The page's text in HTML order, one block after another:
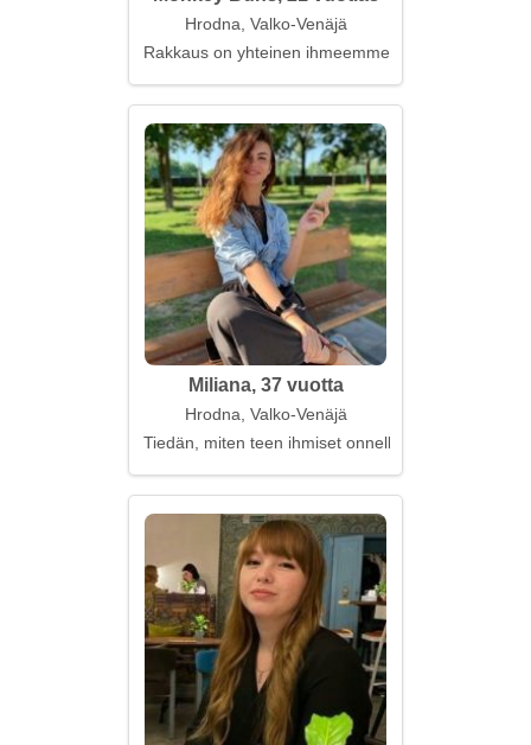
Hrodna, Valko-Venäjä
Rakkaus on yhteinen ihmeemme
Miliana, 37 vuotta
Hrodna, Valko-Venäjä
Tiedän, miten teen ihmiset onnellisiksi